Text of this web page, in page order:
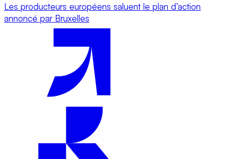
Les producteurs européens saluent le plan d’action
annoncé par Bruxelles